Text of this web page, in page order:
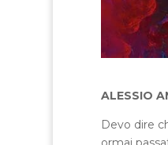
ALESSIO
Devo dire